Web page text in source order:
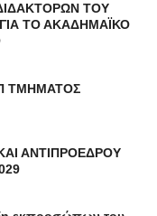
ΤΟΥ
ΤΟ ΑΚΑΔΗΜΑΪΚΟ
ΤΜΗΜΑΤΟΣ
ΑΝΤΙΠΡΟΕΔΡΟΥ